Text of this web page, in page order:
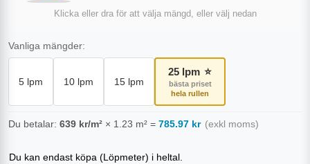
Klicka eller dra för att välja mängd, eller välj nedan
Vanliga mängder:
5 lpm 10 lpm 15 lpm
25 lpm ⭐
bästa priset
hela rullen
Du betalar: 639 kr/m² × 1.23 m² = 785.97 kr (exkl moms)
Du kan endast köpa (Löpmeter) i heltal.